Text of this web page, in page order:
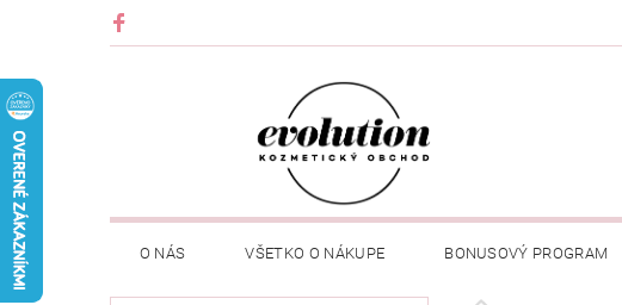
O NÁS VŠETKO O NÁKUPE BONUSOVÝ PROGRAM